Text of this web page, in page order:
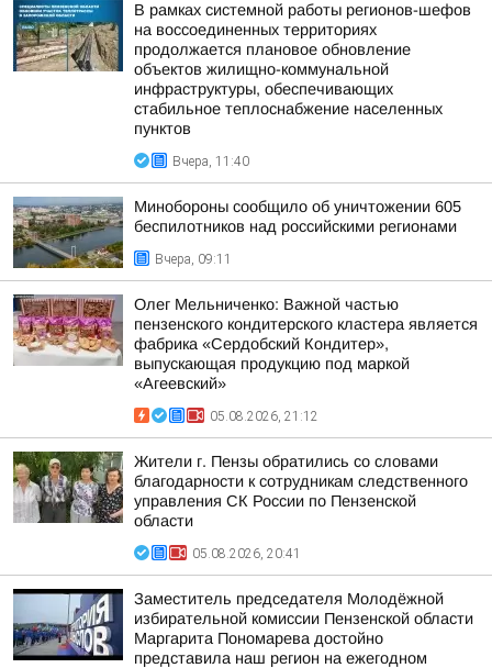
В рамках системной работы регионов-шефов
на воссоединенных территориях
продолжается плановое обновление
объектов жилищно-коммунальной
инфраструктуры, обеспечивающих
стабильное теплоснабжение населенных
пунктов
Вчера, 11:40
Минобороны сообщило об уничтожении 605
беспилотников над российскими регионами
Вчера, 09:11
Олег Мельниченко: Важной частью
пензенского кондитерского кластера является
фабрика «Сердобский Кондитер»,
выпускающая продукцию под маркой
«Агеевский»
05.08.2026, 21:12
Жители г. Пензы обратились со словами
благодарности к сотрудникам следственного
управления СК России по Пензенской
области
05.08.2026, 20:41
Заместитель председателя Молодёжной
избирательной комиссии Пензенской области
Маргарита Пономарева достойно
представила наш регион на ежегодном